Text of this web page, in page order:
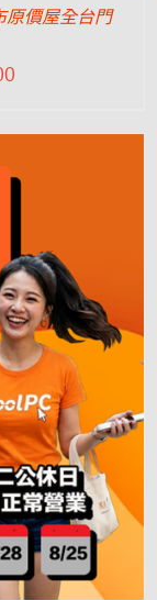
原價屋全台門